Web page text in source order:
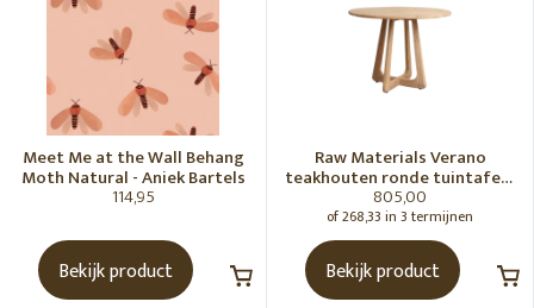
Meet Me at the Wall Behang
Moth Natural - Aniek Bartels
114,95
Bekijk product
Raw Materials Verano
teakhouten ronde tuintafel -
Ø100 cm
805,00
of 268,33 in 3 termijnen
Bekijk product